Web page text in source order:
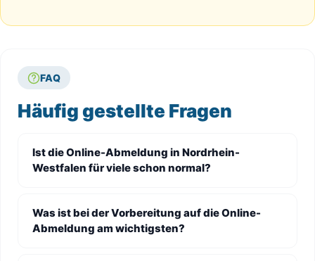
FAQ
Häufig gestellte Fragen
Ist die Online-Abmeldung in Nordrhein-
Westfalen für viele schon normal?
Was ist bei der Vorbereitung auf die Online-
Abmeldung am wichtigsten?